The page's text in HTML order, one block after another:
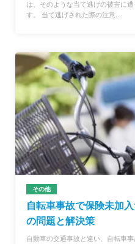
は、そのような当て逃げの被害に
す。 当て逃げされた際の注意...
その他
自転車事故で保険未加
の問題と解決策
自動車の交通事故と違い、自転車